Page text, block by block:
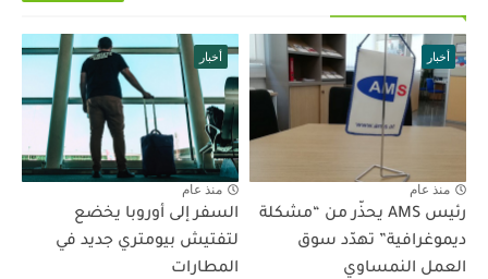
أخبار
منذ عام
رئيس AMS يحذّر من “مشكلة
ديموغرافية” تهدّد سوق
العمل النمساوي
أخبار
منذ عام
السفر إلى أوروبا يخضع
لتفتيش بيومتري جديد في
المطارات